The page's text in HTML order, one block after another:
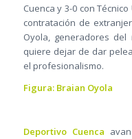
Cuenca y 3-0 con
contratación de
Oyola, generadores
quiere dejar de dar
el profesionalismo.
Figura: Braian Oyola
Deportivo Cuenca